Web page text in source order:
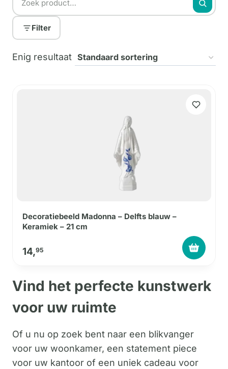
zoek bent. In onze verzameling van
deze diverse kunstobjecten vindt u een
breed scala aan stijlen, vormen en
kunstwerken en voeg wat creativiteit toe
Filter
Enig resultaat
Decoratiebeeld Madonna – Delfts blauw –
Keramiek – 21 cm
14,95
Vind het perfecte kunstwerk
voor uw ruimte
Of u nu op zoek bent naar een blikvanger
voor uw woonkamer, een statement piece
voor uw kantoor of een uniek cadeau voor